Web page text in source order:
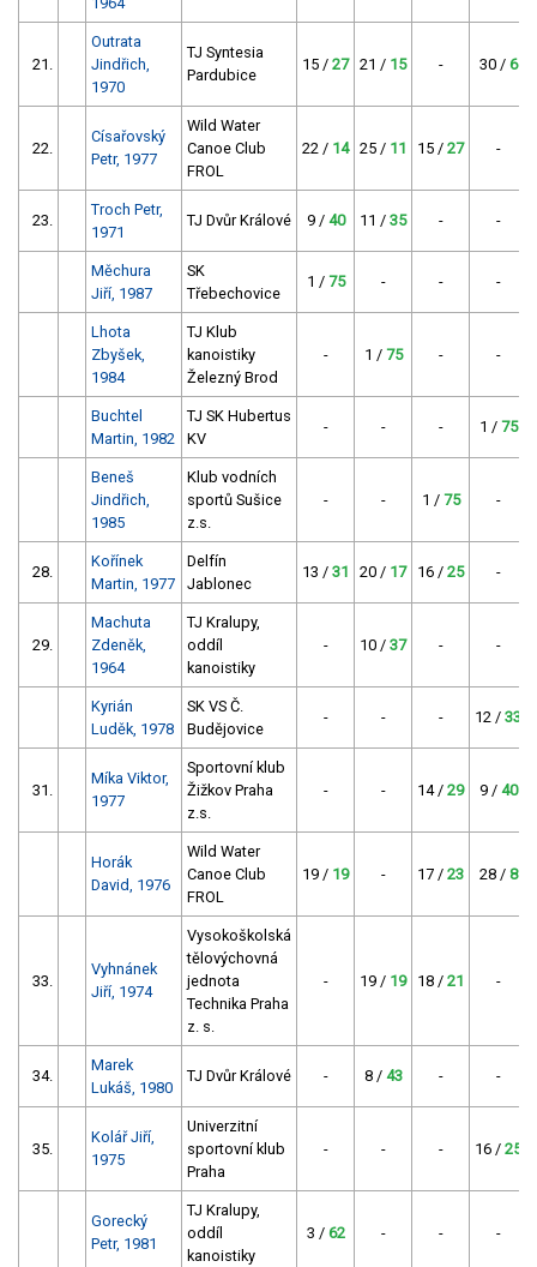
21.
Outrata
Jindřich,
1970
TJ Syntesia
Pardubice
15 / 27 21 / 15 - 30 / 6
22.
Císařovský
Petr, 1977
Wild Water
Canoe Club
FROL
22 / 14 25 / 11 15 / 27 -
23.
Troch Petr,
1971
TJ Dvůr Králové 9 / 40 11 / 35 - -
Měchura
Jiří, 1987
SK
Třebechovice
1 / 75 - - -
Lhota
Zbyšek,
1984
TJ Klub
kanoistiky
Železný Brod
- 1 / 75 - -
Buchtel
Martin, 1982
TJ SK Hubertus
KV
- - - 1 / 75
Beneš
Jindřich,
1985
Klub vodních
sportů Sušice
z.s.
- - 1 / 75 -
28.
Kořínek
Martin, 1977
Delfín
Jablonec
13 / 31 20 / 17 16 / 25 -
29.
Machuta
Zdeněk,
1964
TJ Kralupy,
oddíl
kanoistiky
- 10 / 37 - -
Kyrián
Luděk, 1978
SK VS Č.
Budějovice
- - - 12 / 33
31.
Míka Viktor,
1977
Sportovní klub
Žižkov Praha
z.s.
- - 14 / 29 9 / 40
Horák
David, 1976
Wild Water
Canoe Club
FROL
19 / 19 - 17 / 23 28 / 8
33.
Vyhnánek
Jiří, 1974
Vysokoškolská
tělovýchovná
jednota
Technika Praha
z. s.
- 19 / 19 18 / 21 -
34.
Marek
Lukáš, 1980
TJ Dvůr Králové - 8 / 43 - -
35.
Kolář Jiří,
1975
Univerzitní
sportovní klub
Praha
- - - 16 / 25
Gorecký
Petr, 1981
TJ Kralupy,
oddíl
kanoistiky
3 / 62 - - -